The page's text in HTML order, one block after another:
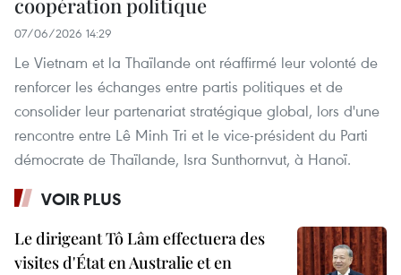
coopération politique
07/06/2026 14:29
Le Vietnam et la Thaïlande ont réaffirmé leur volonté de
renforcer les échanges entre partis politiques et de
consolider leur partenariat stratégique global, lors d'une
rencontre entre Lê Minh Tri et le vice-président du Parti
démocrate de Thaïlande, Isra Sunthornvut, à Hanoï.
VOIR PLUS
Le dirigeant Tô Lâm effectuera des
visites d'État en Australie et en